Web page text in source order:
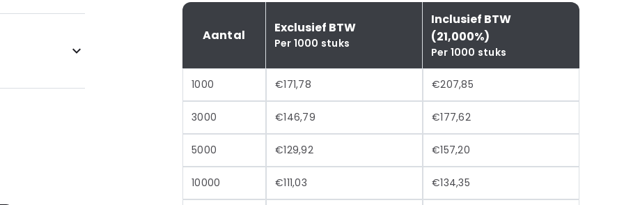
Aantal Exclusief BTW
Per 1000 stuks
Inclusief BTW
(21,000%)
Per 1000 stuks
1000 €171,78 €207,85
3000 €146,79 €177,62
5000 €129,92 €157,20
10000 €111,03 €134,35